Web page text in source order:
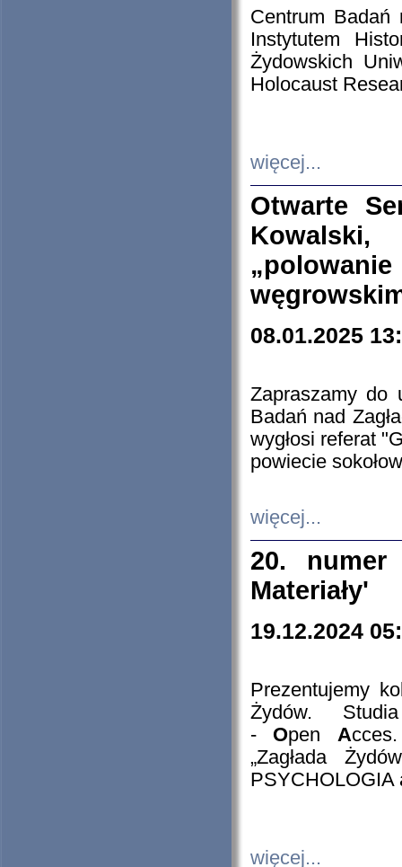
Centrum Badań
Instytutem
Żydowskich
Holocaust
więcej...
Otwarte
08.01.2025
Zapraszamy do
Badań nad
wygłosi referat
powiecie
więcej...
20. numer
Materiały'
19.12.2024
Prezentujemy
Żydów.
- Open A
„Zagłada
PSYCHOLOGIA
więcej...